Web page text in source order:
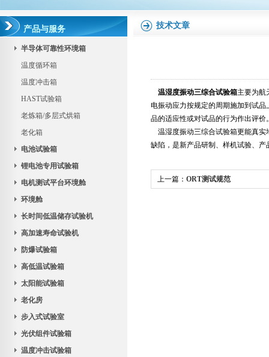
产品与服务
半导体可靠性环境箱
温度循环箱
温度冲击箱
HAST试验箱
老炼箱/多层式烘箱
老化箱
电池试验箱
锂电池专用试验箱
电机测试平台环境舱
环境舱
长时间低温储存试验机
高加速寿命试验机
防爆试验箱
高低温试验箱
太阳能试验箱
老化房
步入式试验室
光伏组件试验箱
温度冲击试验箱
技术文章
温湿度振动三综合试验箱主要为航
电振动应力按规定的周期施加到试
品的适应性或对试品的行为作出评价
温湿度振动三综合试验箱更能真实
缺陷，是新产品研制、样机试验、
上一篇：ORT测试规范